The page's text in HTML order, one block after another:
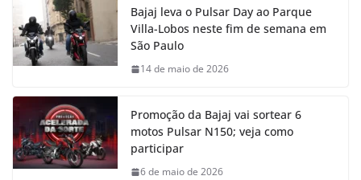
Bajaj leva o Pulsar Day ao Parque
Villa-Lobos neste fim de semana em
São Paulo
14 de maio de 2026
Promoção da Bajaj vai sortear 6
motos Pulsar N150; veja como
participar
6 de maio de 2026